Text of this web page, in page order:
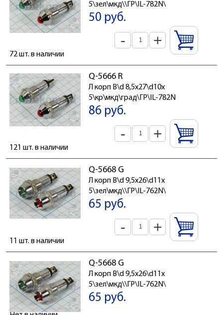
5\зел\мкд\\ГР\IL-782N\
50 руб.
- +
72 шт. в наличии
Q-5666 R
Л корп В\d 8,5x27\d10x
5\кр\мкд\град\ГР\IL-782N
86 руб.
- +
121 шт. в наличии
Q-5668 G
Л корп В\d 9,5x26\d11x
5\зел\мкд\\ГР\IL-762N\
65 руб.
- +
11 шт. в наличии
Q-5668 G
Л корп В\d 9,5x26\d11x
5\зел\мкд\\ГР\IL-762N\
65 руб.